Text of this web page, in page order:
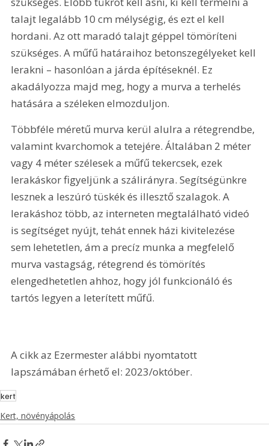
talajt legalább 10 cm mélységig, és ezt el kell
hordani. Az ott maradó talajt géppel tömöríteni
szükséges. A műfű határaihoz betonszegélyeket kell
lerakni – hasonlóan a járda építéseknél. Ez
akadályozza majd meg, hogy a murva a terhelés
hatására a széleken elmozduljon.
Többféle méretű murva kerül alulra a rétegrendbe,
valamint kvarchomok a tetejére. Általában 2 méter
vagy 4 méter szélesek a műfű tekercsek, ezek
lerakáskor figyeljünk a szálirányra. Segítségünkre
lesznek a leszúró tüskék és illesztő szalagok. A
lerakáshoz több, az interneten megtalálható videó
is segítséget nyújt, tehát ennek házi kivitelezése
sem lehetetlen, ám a precíz munka a megfelelő
murva vastagság, rétegrend és tömörítés
elengedhetetlen ahhoz, hogy jól funkcionáló és
tartós legyen a leterített műfű.
A cikk az Ezermester alábbi nyomtatott
lapszámában érhető el: 2023/október.
kert
Kert, növényápolás